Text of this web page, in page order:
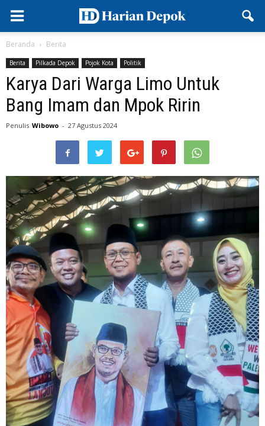
Beranda Berita
Berita Pilkada Depok Pojok Kota Politik
Karya Dari Warga Limo Untuk
Bang Imam dan Mpok Ririn
Penulis Wibowo - 27 Agustus 2024